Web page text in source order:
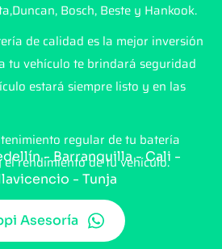
Bosch, Beste y Hankook.
de calidad es la mejor inversión
tu vehículo te brindará seguridad
estará siempre listo y en las
regular de tu batería
rendimiento de tu vehículo.
Asesoría
- Barranquilla - Cali -
- Tunja